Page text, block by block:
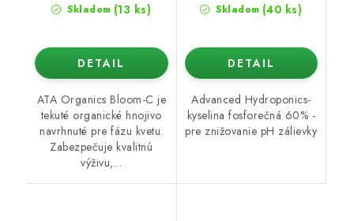
Skladom (13 ks)
DETAIL
ATA Organics Bloom-C je
tekuté organické hnojivo
navrhnuté pre fázu kvetu.
Zabezpečuje kvalitnú
výživu,...
Skladom (40 ks)
DETAIL
Advanced Hydroponics-
kyselina fosforečná 60% -
pre znižovanie pH zálievky